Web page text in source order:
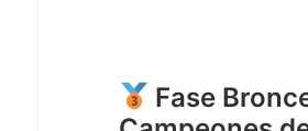
Fase